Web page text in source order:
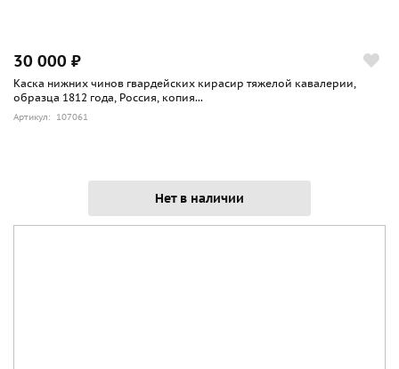
30 000 ₽
Каска нижних чинов гвардейских кирасир тяжелой кавалерии,
образца 1812 года, Россия, копия...
Артикул: 107061
Нет в наличии